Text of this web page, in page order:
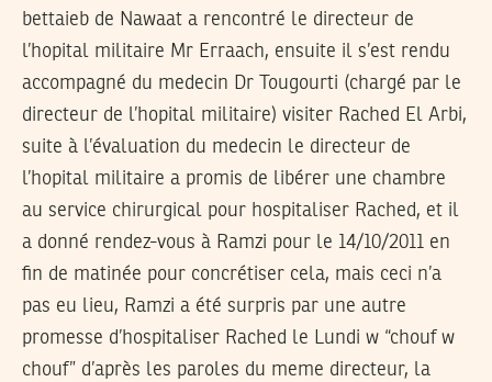
bettaieb de Nawaat a rencontré le directeur de
l’hopital militaire Mr Erraach, ensuite il s’est rendu
accompagné du medecin Dr Tougourti (chargé par le
directeur de l’hopital militaire) visiter Rached El Arbi,
suite à l’évaluation du medecin le directeur de
l’hopital militaire a promis de libérer une chambre
au service chirurgical pour hospitaliser Rached, et il
a donné rendez-vous à Ramzi pour le 14/10/2011 en
fin de matinée pour concrétiser cela, mais ceci n’a
pas eu lieu, Ramzi a été surpris par une autre
promesse d’hospitaliser Rached le Lundi w “chouf w
chouf” d’après les paroles du meme directeur, la